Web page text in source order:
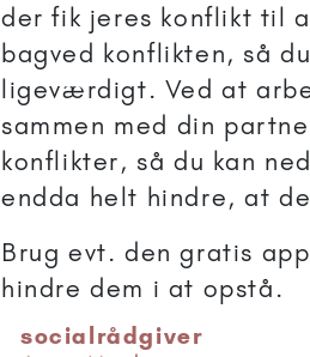
der fik jeres konflikt til
bagved konflikten, så
ligeværdigt. Ved at
sammen med din
konflikter, så du kan
endda helt hindre, at
Brug evt. den gratis
hindre dem i at opstå.
socialrådgiver